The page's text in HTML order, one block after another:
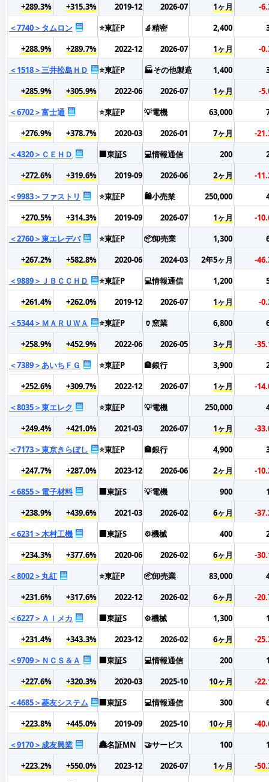
+289.3%
+315.3% 2019-12 2026-07 1ヶ月
-
＜7740＞タムロン
⭐東証P 🔬精密 2,400
+288.9%
+289.7% 2022-12 2026-07 1ヶ月
-
＜1518＞三井松島ＨＤ
⭐東証P 🏭その他製造 1,400
+285.9%
+305.9% 2022-06 2026-07 1ヶ月
-
＜6702＞富士通
⭐東証P 💡電機 63,000
+276.9%
+378.7% 2020-03 2026-01 7ヶ月
-
＜4320＞ＣＥＨＤ
🏢東証S 💻情報通信 200
+272.6%
+319.6% 2019-09 2026-06 2ヶ月
-
＜9983＞ファストリ
⭐東証P 🛍️小売業 250,000
+270.5%
+314.3% 2019-09 2026-07 1ヶ月
-
＜2760＞東エレデバ
⭐東証P 📦卸売業 1,300
+267.2%
+582.8% 2020-06 2024-03 2年5ヶ月
-
＜9889＞ＪＢＣＣＨＤ
⭐東証P 💻情報通信 1,200
+261.4%
+262.0% 2019-12 2026-07 1ヶ月
-
＜5344＞ＭＡＲＵＷＡ
⭐東証P 🏺窯業 6,800
+258.9%
+452.9% 2022-06 2026-05 3ヶ月
-
＜7389＞あいちＦＧ
⭐東証P 🏦銀行 3,900
+252.6%
+309.7% 2022-12 2026-07 1ヶ月
-
＜8035＞東エレク
⭐東証P 💡電機 250,000
+249.4%
+421.0% 2021-03 2026-07 1ヶ月
-
＜7173＞東京きらぼし
⭐東証P 🏦銀行 4,900
+247.7%
+287.0% 2023-12 2026-06 2ヶ月
-
＜6855＞電子材料
🏢東証S 💡電機 900
+238.9%
+439.6% 2021-03 2026-02 6ヶ月
-
＜6231＞木村工機
🏢東証S ⚙️機械 400
+234.3%
+377.6% 2020-06 2026-02 6ヶ月
-
＜8002＞丸紅
⭐東証P 📦卸売業 83,000
+231.6%
+317.6% 2022-12 2026-02 6ヶ月
-
＜6227＞ＡＩメカ
🏢東証S ⚙️機械 1,300
+231.4%
+343.3% 2023-12 2026-02 6ヶ月
-
＜9709＞ＮＣＳ＆Ａ
🏢東証S 💻情報通信 200
+227.6%
+320.3% 2020-03 2025-10 10ヶ月
-
＜4685＞菱友システム
🏢東証S 💻情報通信 300
+223.8%
+445.0% 2019-09 2025-10 10ヶ月
-
＜9170＞成友興業
🏯名証MN 🤝サービス 100
+223.2%
+550.0% 2023-12 2026-07 1ヶ月
-